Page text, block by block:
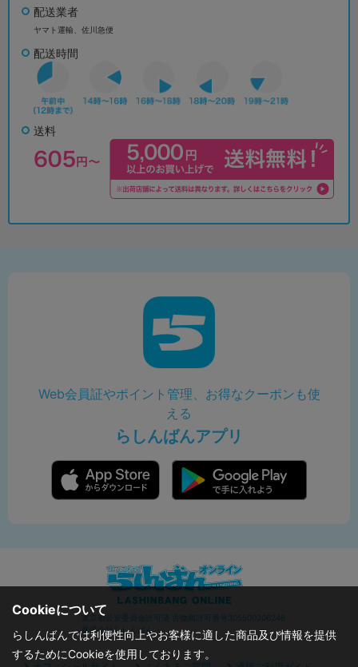
配送業者
ヤマト運輸、佐川急便
配送時間
送料
Web会員証やポイント管理、お得なクーポンも使
える
らしんばんアプリ
東京都公安委員会許可済 古物商許可番号305500206246
株式会社らしんばん
Cookieについて
らしんばんでは利便性向上やお客様に適した商品及び情報を提供
するためにCookieを使用しております。